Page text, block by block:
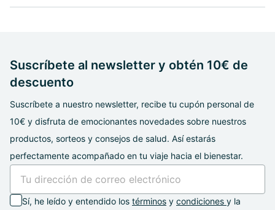
Suscríbete al newsletter y obtén 10€ de
descuento
Suscríbete a nuestro newsletter, recibe tu cupón personal de
10€ y disfruta de emocionantes novedades sobre nuestros
productos, sorteos y consejos de salud. Así estarás
perfectamente acompañado en tu viaje hacia el bienestar.
Sí, he leído y entendido los términos y condiciones y la